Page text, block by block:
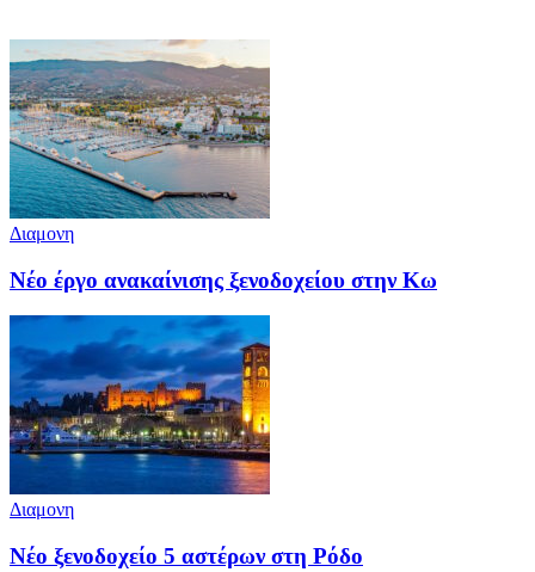
Διαμονη
Νέο έργο ανακαίνισης ξενοδοχείου στην Κω
Διαμονη
Νέο ξενοδοχείο 5 αστέρων στη Ρόδο